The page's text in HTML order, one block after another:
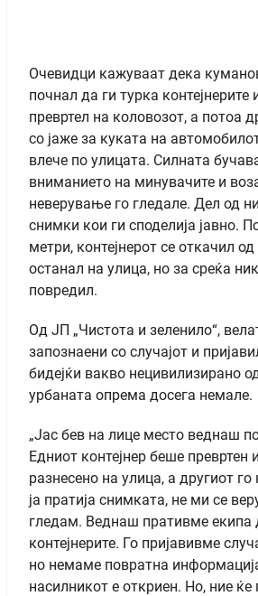
Очевидци кажуваат дека
почнал да ги турка контејнерите
превртел на коловозот, а потоа
со јаже за куката на
влече по улицата. Силната
вниманието на минувачите и
неверување го гледале. Дел од
снимки кои ги споделија јавно.
метри, контејнерот се откачил
останал на улица, но за среќа
повредил.
Од ЈП „Чистота и зеленило“,
запознаени со случајот и
бидејќи вакво нецивилизирано
урбаната опрема досега немале.
„Јас бев на лице место веднаш
Едниот контејнер беше превртен
разнесено на улица, а другиот
ја пратија снимката, не ми се
гледам. Веднаш пративме екипа
контејнерите. Го пријавивме
но немаме повратна
насилникот е откриен. Но, ние ќе